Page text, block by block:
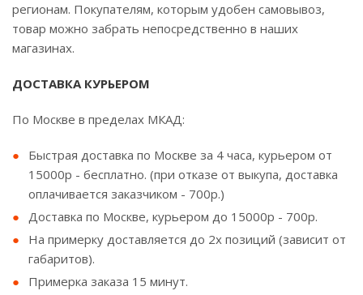
регионам. Покупателям, которым удобен самовывоз,
товар можно забрать непосредственно в наших
магазинах.
ДОСТАВКА КУРЬЕРОМ
По Москве в пределах МКАД:
Быстрая доставка по Москве за 4 часа, курьером от
15000р - бесплатно. (при отказе от выкупа, доставка
оплачивается заказчиком - 700р.)
Доставка по Москве, курьером до 15000р - 700р.
На примерку доставляется до 2х позиций (зависит от
габаритов).
Примерка заказа 15 минут.